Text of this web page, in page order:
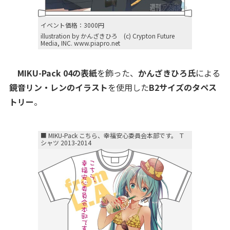
イベント価格：3000円
illustration by かんざきひろ (c) Crypton Future
Media, INC. www.piapro.net
MIKU-Pack 04の表紙を飾った、 かんざきひろ氏による
鏡音リン・レンのイラストを使用したB2サイズのタペス
トリー。
■ MIKU-Pack こちら、幸福安心委員会本部です。 Ｔ
シャツ 2013-2014